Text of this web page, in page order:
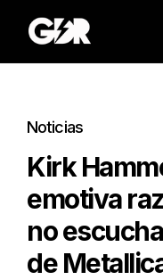
Noticias
Kirk
emotiva
no
de